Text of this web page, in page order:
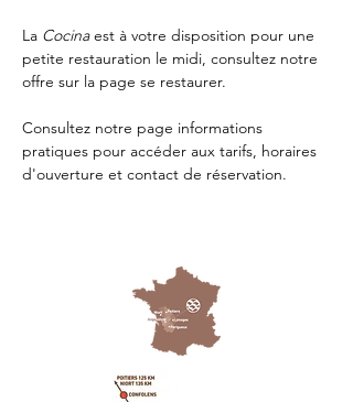
La Cocina est à votre disposition pour une
petite restauration le midi, consultez notre
offre sur la page se restaurer.
Consultez notre page informations
pratiques pour accéder aux tarifs, horaires
d'ouverture et contact de réservation.